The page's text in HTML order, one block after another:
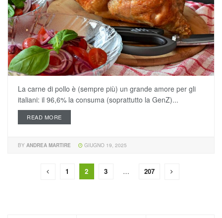
La carne di pollo è (sempre più) un grande amore per gli
italiani: il 96,6% la consuma (soprattutto la GenZ)...
READ MORE
BY ANDREA MARTIRE GIUGNO 19, 2025
1 2 3 … 207